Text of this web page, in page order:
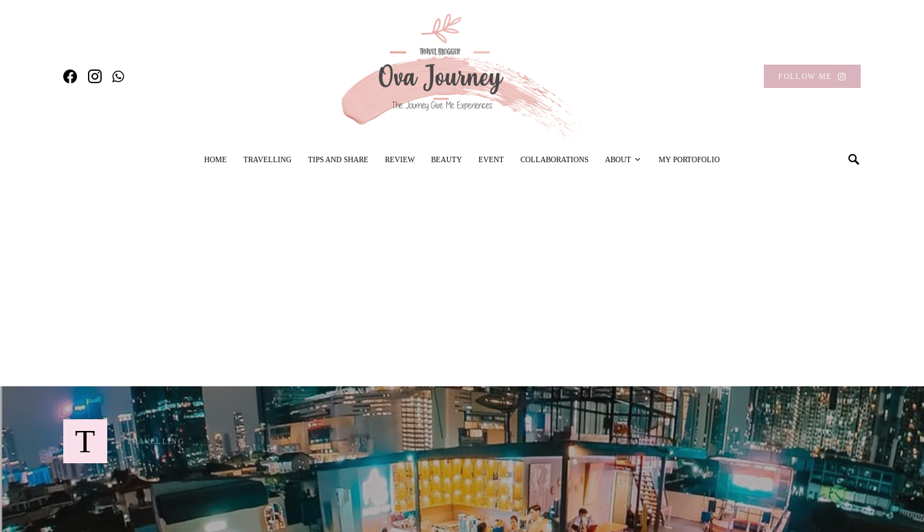
FOLLOW ME
HOME TRAVELLING TIPS AND SHARE REVIEW BEAUTY EVENT COLLABORATIONS ABOUT MY PORTOFOLIO
T TRAVELLING